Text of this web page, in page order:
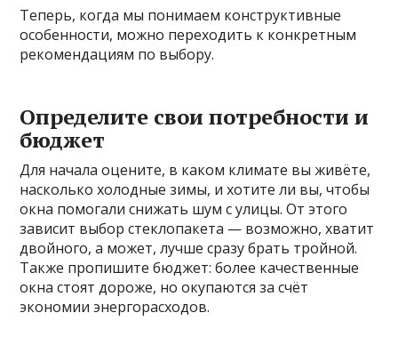
Теперь, когда мы понимаем конструктивные
особенности, можно переходить к конкретным
рекомендациям по выбору.
Определите свои потребности и
бюджет
Для начала оцените, в каком климате вы живёте,
насколько холодные зимы, и хотите ли вы, чтобы
окна помогали снижать шум с улицы. От этого
зависит выбор стеклопакета — возможно, хватит
двойного, а может, лучше сразу брать тройной.
Также пропишите бюджет: более качественные
окна стоят дороже, но окупаются за счёт
экономии энергорасходов.